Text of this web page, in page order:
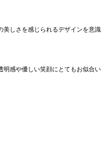
美しさを感じられるデザインを意識
明感や優しい笑顔にとてもお似合い